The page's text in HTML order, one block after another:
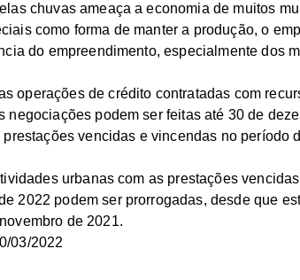
chuvas ameaça a economia de muitos
como forma de manter a produção, o
do empreendimento, especialmente dos
operações de crédito contratadas com
negociações podem ser feitas até 30 de
vencidas e vincendas no período
urbanas com as prestações
2022 podem ser prorrogadas, desde que
de 2021.
03/2022